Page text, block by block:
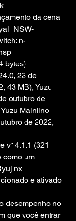
da cena
n-
bytes)
23 de
43 MB), Yuzu
outubro de
Mainline
de 2022,
v14.1.1 (321
como um
e ativado
desempenho no
que você entrar